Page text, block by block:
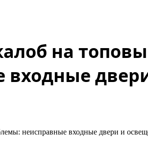
на
неисправные входные двери и